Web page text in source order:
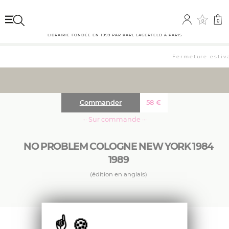
0 0
LIBRAIRIE FONDÉE EN 1999 PAR KARL LAGERFELD À PARIS
Fermeture
NO PROBLEM COLOGNE NEW YORK 1984
1989
(édition en anglais)
58€
Commander
··· Sur commande ···
À travers une exposition regroupant une